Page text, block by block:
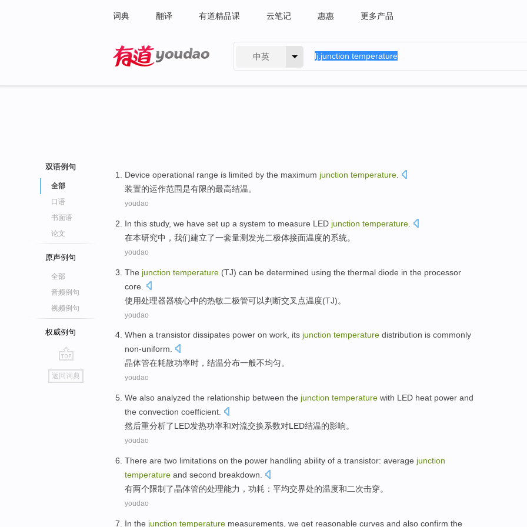
词典 翻译 有道精品课 云笔记 惠惠 更多产品
中英
双语例句
全部
口语
书面语
论文
原声例句
全部
音频例句
视频例句
权威例句
go
top
返回词典
Device operational range is limited by the maximum junction temperature
装置的运作范围是有限的最高结温。
youdao
In this study, we have set up a system to measure LED junction temperature
在本研究中， 我们建立了一套量测 发光二极体接面温度的系统。
youdao
The junction temperature (TJ) can be determined using the thermal diode in the processor
core
使用处理器器核心中的热敏二极管可以判断交叉点温度(TJ)。
youdao
When a transistor dissipates power on work, its junction temperature distribution is commonly
non-uniform.
晶体管在耗散功率时 ， 结温分布一般不均匀。
youdao
We also analyzed the relationship between the junction temperature with LED heat power and
the convection coefficient
然后重分析了LED发热功率和对流交换系数对LED结温的影响。
youdao
There are two limitations on the power handling ability of a transistor: average junction
temperature and second breakdown
有两个限制 了晶体管的处理能力 ， 功耗 ： 平均交界处的温度和二次击穿。
youdao
In the junction temperature measurements we get reasonable curves and also confirm the